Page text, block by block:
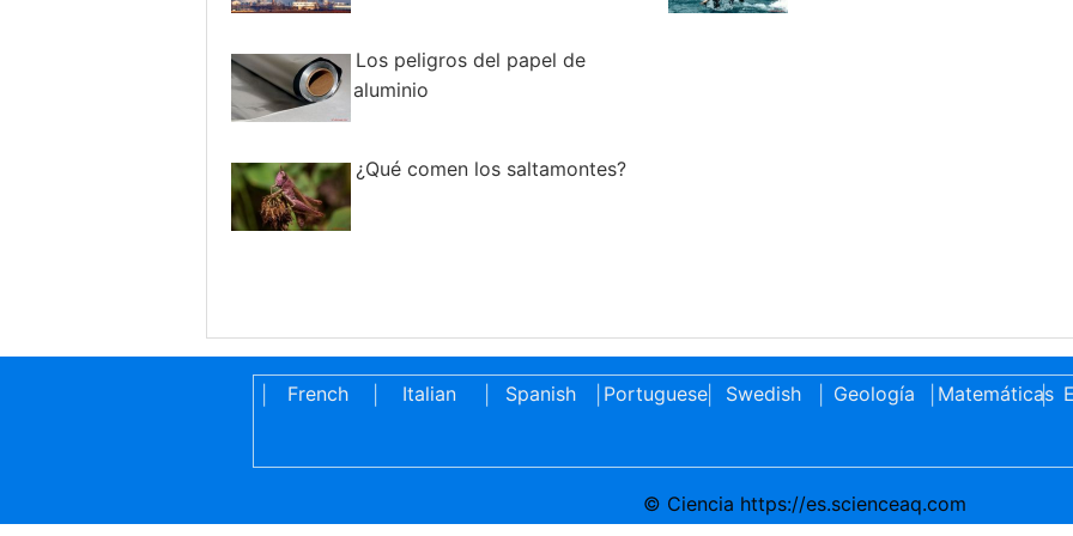
Los peligros del papel de
aluminio
¿Qué comen los saltamontes?
French Italian Spanish Portuguese| Swedish Geología Matemáticas
|
© Ciencia https://es.scienceaq.com